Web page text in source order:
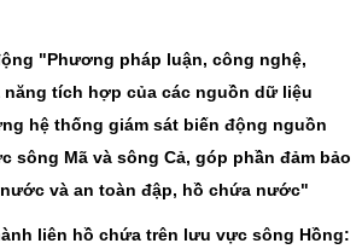
"Phương pháp luận, công nghệ,
năng tích hợp của các nguồn dữ liệu
hệ thống giám sát biến động nguồn
sông Mã và sông Cả, góp phần đảm bảo
và an toàn đập, hồ chứa nước"
liên hồ chứa trên lưu vực sông Hồng: